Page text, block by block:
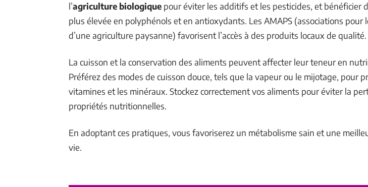
l’agriculture biologique pour éviter les additifs et les pesticides, et bénéficier
plus élevée en polyphénols et en antioxydants. Les AMAPS (associations pour
d’une agriculture paysanne) favorisent l’accès à des produits locaux de qualité.
La cuisson et la conservation des aliments peuvent affecter leur teneur en
Préférez des modes de cuisson douce, tels que la vapeur ou le mijotage, pour
vitamines et les minéraux. Stockez correctement vos aliments pour éviter la
propriétés nutritionnelles.
En adoptant ces pratiques, vous favoriserez un métabolisme sain et une
vie.